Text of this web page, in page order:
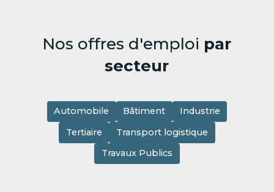
Nos offres d'emploi par
secteur
Automobile Bâtiment
Industrie
Tertiaire
Transport logistique
Travaux Publics